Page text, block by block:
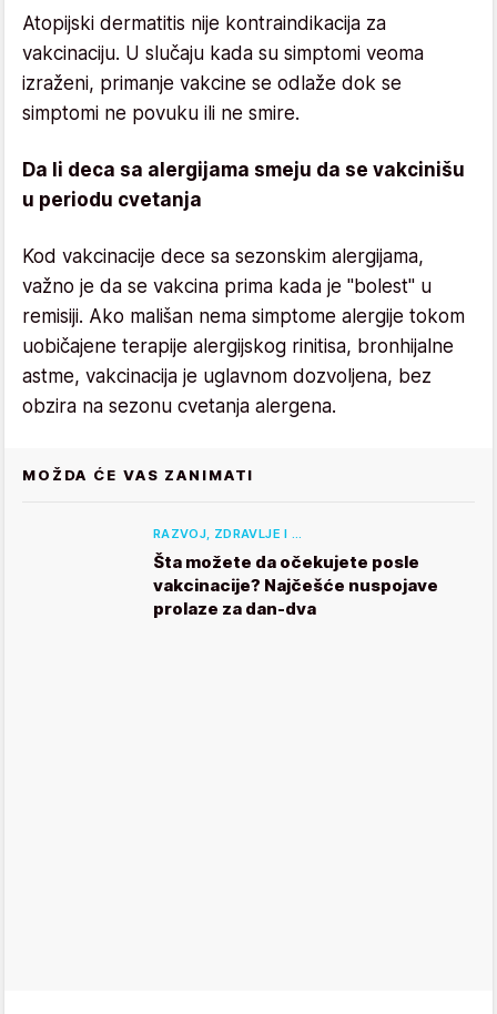
Atopijski dermatitis nije kontraindikacija za
vakcinaciju. U slučaju kada su simptomi veoma
izraženi, primanje vakcine se odlaže dok se
simptomi ne povuku ili ne smire.
Da li deca sa alergijama smeju da se vakcinišu
u periodu cvetanja
Kod vakcinacije dece sa sezonskim alergijama,
važno je da se vakcina prima kada je "bolest" u
remisiji. Ako mališan nema simptome alergije tokom
uobičajene terapije alergijskog rinitisa, bronhijalne
astme, vakcinacija je uglavnom dozvoljena, bez
obzira na sezonu cvetanja alergena.
MOŽDA ĆE VAS ZANIMATI
RAZVOJ, ZDRAVLJE I …
Šta možete da očekujete posle
vakcinacije? Najčešće nuspojave
prolaze za dan-dva